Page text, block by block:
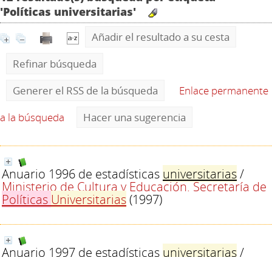
'Políticas universitarias'
Añadir el resultado a su cesta
Refinar búsqueda
Generer el RSS de la búsqueda
Enlace permanente
a la búsqueda
Hacer una sugerencia
Anuario 1996 de estadísticas universitarias/
Ministerio de Cultura y Educación. Secretaría de
Políticas Universitarias(1997)
Anuario 1997 de estadísticas universitarias/